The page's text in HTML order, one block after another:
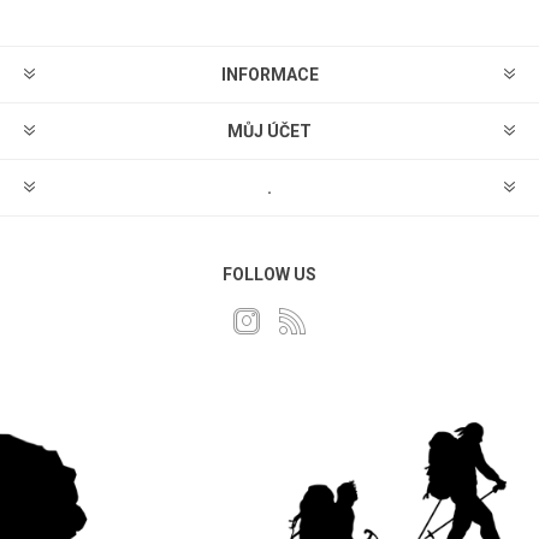
INFORMACE
MŮJ ÚČET
.
FOLLOW US